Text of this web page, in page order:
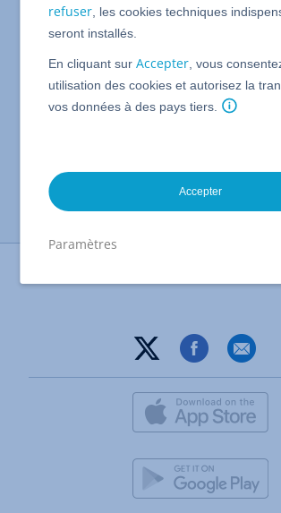
Modifier mes données client chez
des factures
Informations sur le changement
refuser , les cookies techniques
seront installés.
En cliquant surAccepter , vous
utilisation des cookies et autorisez la
vos données à des pays tiers.
Accepter
Paramètres